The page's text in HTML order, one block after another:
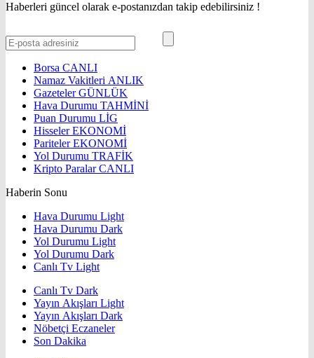
Haberleri güncel olarak e-postanızdan takip edebilirsiniz !
Borsa CANLI
Namaz Vakitleri ANLIK
GazetelerGÜNLÜK
Hava Durumu TAHMİNİ
Puan Durumu LİG
HisselerEKONOMİ
ParitelerEKONOMİ
Yol Durumu TRAFİK
Kripto ParalarCANLI
Haberin Sonu
Hava Durumu Light
Hava Durumu Dark
Yol Durumu Light
Yol Durumu Dark
Canlı Tv Light
Canlı Tv Dark
Yayın Akışları Light
Yayın Akışları Dark
Nöbetçi Eczaneler
Son Dakika